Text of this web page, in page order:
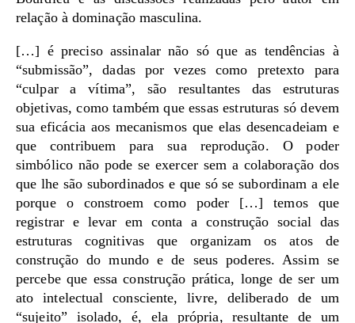
relação à dominação masculina.
[…] é preciso assinalar não só que as tendências à
“submissão”, dadas por vezes como pretexto para
“culpar a vítima”, são resultantes das estruturas
objetivas, como também que essas estruturas só devem
sua eficácia aos mecanismos que elas desencadeiam e
que contribuem para sua reprodução. O poder
simbólico não pode se exercer sem a colaboração dos
que lhe são subordinados e que só se subordinam a ele
porque o constroem como poder […] temos que
registrar e levar em conta a construção social das
estruturas cognitivas que organizam os atos de
construção do mundo e de seus poderes. Assim se
percebe que essa construção prática, longe de ser um
ato intelectual consciente, livre, deliberado de um
“sujeito” isolado, é, ela própria, resultante de um